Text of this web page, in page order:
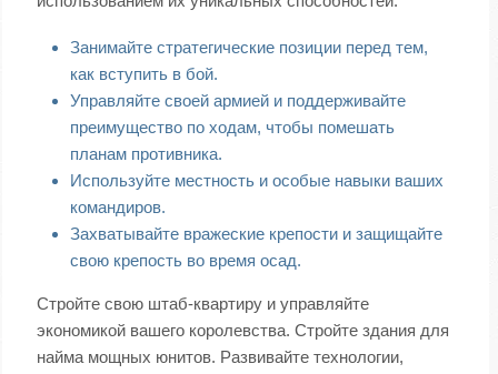
Занимайте стратегические позиции перед тем,
как вступить в бой.
Управляйте своей армией и поддерживайте
преимущество по ходам, чтобы помешать
планам противника.
Используйте местность и особые навыки ваших
командиров.
Захватывайте вражеские крепости и защищайте
свою крепость во время осад.
Стройте свою штаб-квартиру и управляйте
экономикой вашего королевства. Стройте здания для
найма мощных юнитов. Развивайте технологии,